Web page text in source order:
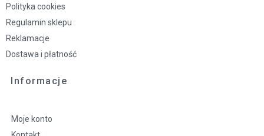
Polityka cookies
Regulamin sklepu
Reklamacje
Dostawa i płatność
Informacje
Moje konto